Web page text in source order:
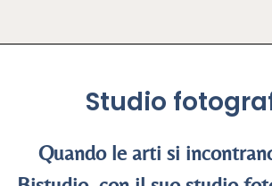
Studio
Quando le arti si